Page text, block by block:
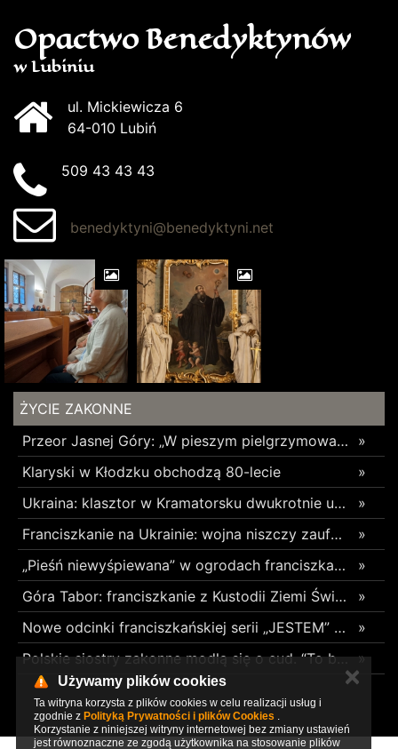
Opactwo Benedyktynów
w Lubiniu
ul. Mickiewicza 6
64-010 Lubiń
509 43 43 43
benedyktyni@benedyktyni.net
ŻYCIE ZAKONNE
»
Przeor Jasnej Góry: „W pieszym pielgrzymowaniu jest coś niezwykłego”
»
Klaryski w Kłodzku obchodzą 80-lecie
»
Ukraina: klasztor w Kramatorsku dwukrotnie uszkodzony w ciągu trzech tygodni
»
Franciszkanie na Ukrainie: wojna niszczy zaufanie
»
„Pieśń niewyśpiewana” w ogrodach franciszkańskich w Radomsku
»
Góra Tabor: franciszkanie z Kustodii Ziemi Świętej świętowali Przemienienie Pańskie
»
Nowe odcinki franciszkańskiej serii „JESTEM” z poruszającym świadectwami o błogosławionych z Pariacoto w 35. rocznicę ich męczeńskiej śmierci
»
Polskie siostry zakonne modlą się o cud. “To będzie pieczęć Pana Boga dla naszej wiary”
Używamy plików cookies
Ta witryna korzysta z plików cookies w celu realizacji usług i
zgodnie z Polityką Prywatności i plików Cookies .
Korzystanie z niniejszej witryny internetowej bez zmiany ustawień
jest równoznaczne ze zgodą użytkownika na stosowanie plików
✕